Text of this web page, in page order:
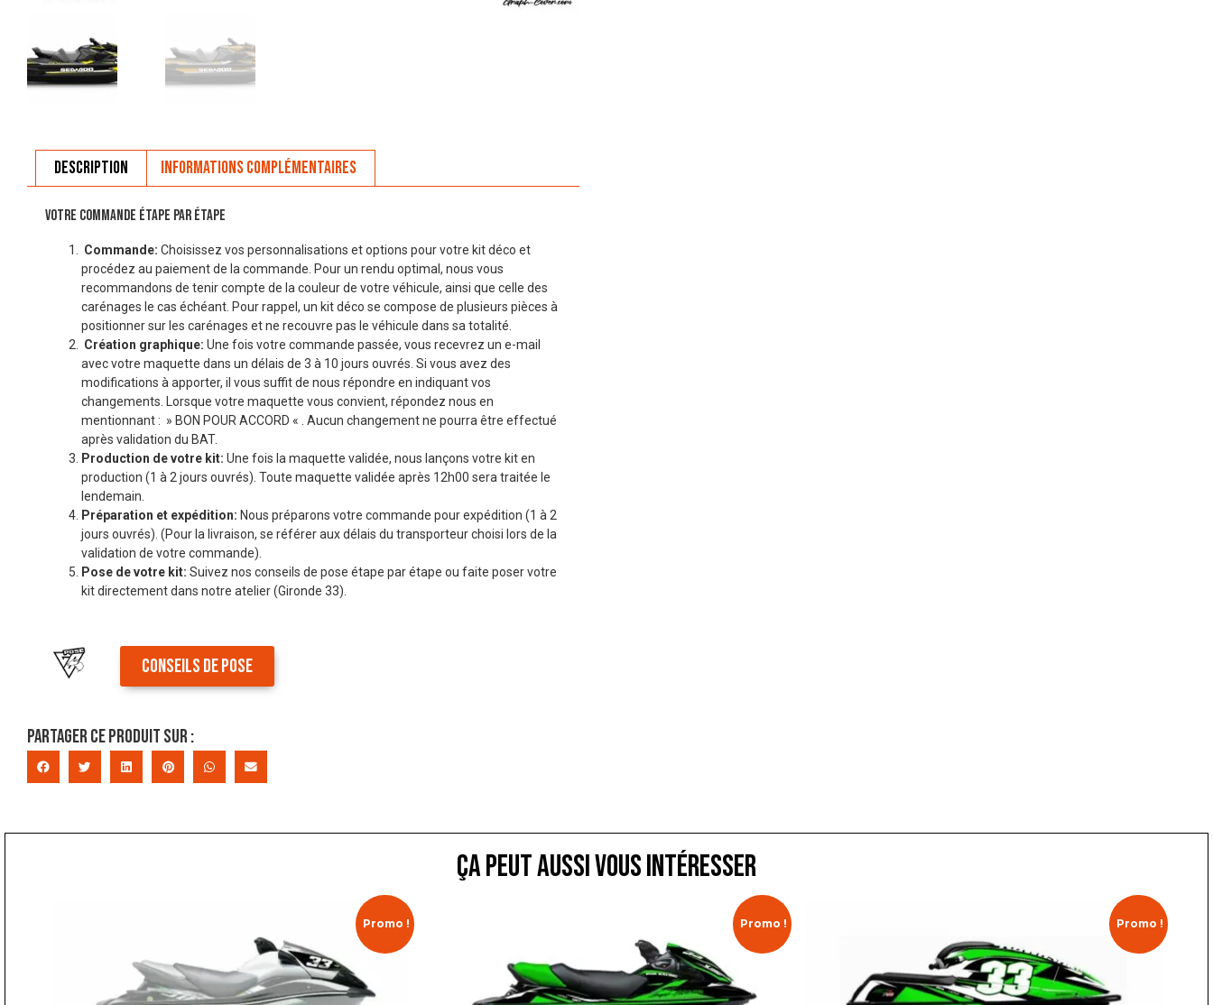
Description Informations complémentaires
VOTRE COMMANDE ÉTAPE PAR ÉTAPE
Commande: Choisissez vos personnalisations et options pour votre kit déco et
procédez au paiement de la commande. Pour un rendu optimal, nous vous
recommandons de tenir compte de la couleur de votre véhicule, ainsi que celle des
carénages le cas échéant. Pour rappel, un kit déco se compose de plusieurs pièces à
positionner sur les carénages et ne recouvre pas le véhicule dans sa totalité.
Création graphique: Une fois votre commande passée, vous recevrez un e-mail
avec votre maquette dans un délais de 3 à 10 jours ouvrés. Si vous avez des
modifications à apporter, il vous suffit de nous répondre en indiquant vos
changements. Lorsque votre maquette vous convient, répondez nous en
mentionnant : » BON POUR ACCORD « . Aucun changement ne pourra être effectué
après validation du BAT.
Production de votre kit: Une fois la maquette validée, nous lançons votre kit en
production (1 à 2 jours ouvrés). Toute maquette validée après 12h00 sera traitée le
lendemain.
Préparation et expédition: Nous préparons votre commande pour expédition (1 à 2
jours ouvrés). (Pour la livraison, se référer aux délais du transporteur choisi lors de la
validation de votre commande).
Pose de votre kit: Suivez nos conseils de pose étape par étape ou faite poser votre
kit directement dans notre atelier (Gironde 33).
CONSEILS DE POSE
Partager ce produit sur :
ça peut aussi vous intéresser
Promo ! Promo ! Promo !